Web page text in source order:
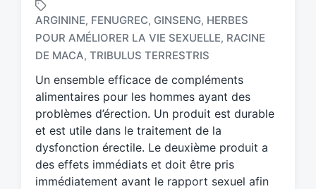
T
a
g
e
d
w
h
ARGININE, FENUGREC, GINSENG, HERBES
POUR AMÉLIORER LA VIE SEXUELLE, RACINE
DE MACA, TRIBULUS TERRESTRIS
Un ensemble efficace de compléments
alimentaires pour les hommes ayant des
problèmes d’érection. Un produit est durable
et est utile dans le traitement de la
dysfonction érectile. Le deuxième produit a
des effets immédiats et doit être pris
immédiatement avant le rapport sexuel afin